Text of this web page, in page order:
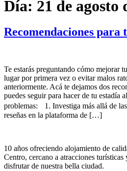
Día: 21 de agosto
Recomendaciones para
Te estarás preguntando cómo mejorar
lugar por primera vez o evitar malos
anteriormente. Acá te dejamos dos
puedes seguir para hacer de tu estadía
problemas: 1. Investiga más allá de
reseñas en la plataforma de […]
10 años ofreciendo alojamiento de
Centro, cercano a atracciones
disfrutar de nuestra bella ciudad.